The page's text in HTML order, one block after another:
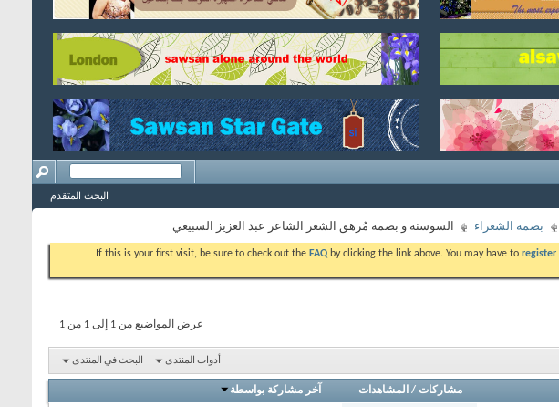
البحث المتقدم
بصمة الشعراء السوسنه و بصمة مُرهق الشعر الشاعر عبد العزيز السبيعي
If this is your first visit, be sure to check out the FAQ by clicking the link above. You may have to register
عرض المواضيع من 1 إلى 1 من 1
أدوات المنتدى البحث في المنتدى
مشاركات / المشاهدات آخر مشاركة بواسطة